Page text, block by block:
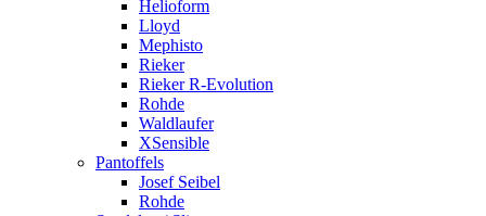
Helioform
Lloyd
Mephisto
Rieker
Rieker R-Evolution
Rohde
Waldlaufer
XSensible
Pantoffels
Josef Seibel
Rohde